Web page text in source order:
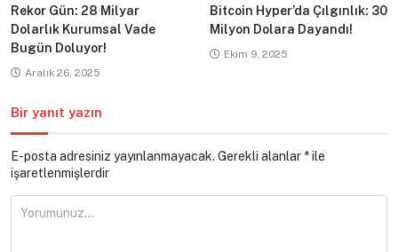
Rekor Gün: 28 Milyar
Dolarlık Kurumsal Vade
Bugün Doluyor!
Aralık 26, 2025
Bitcoin Hyper’da Çılgınlık: 30
Milyon Dolara Dayandı!
Ekim 9, 2025
Bir yanıt yazın
E-posta adresiniz yayınlanmayacak. Gerekli alanlar *ile
işaretlenmişlerdir